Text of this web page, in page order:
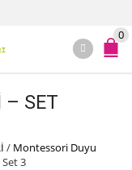
0
– SET
/ Montessori Duyu
3